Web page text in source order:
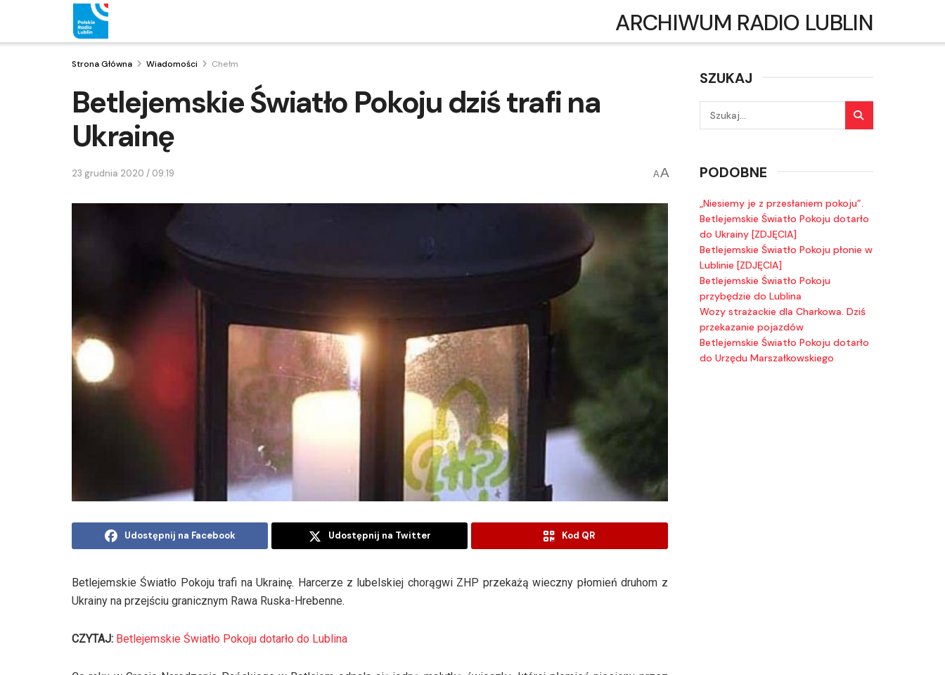
ARCHIWUM RADIO LUBLIN
Strona Główna Wiadomości Chełm
Betlejemskie Światło Pokoju dziś trafi na
Ukrainę
23 grudnia 2020 / 09:19 AA
Udostępnij na Facebook Udostępnij na Twitter Kod QR
Betlejemskie Światło Pokoju trafi na Ukrainę. Harcerze z lubelskiej chorągwi ZHP przekażą wieczny płomień druhom z
Ukrainy na przejściu granicznym Rawa Ruska-Hrebenne.
CZYTAJ: Betlejemskie Światło Pokoju dotarło do Lublina
SZUKAJ
PODOBNE
„Niesiemy je z przesłaniem pokoju”.
Betlejemskie Światło Pokoju dotarło
do Ukrainy [ZDJĘCIA]
Betlejemskie Światło Pokoju płonie w
Lublinie [ZDJĘCIA]
Betlejemskie Światło Pokoju
przybędzie do Lublina
Wozy strażackie dla Charkowa. Dziś
przekazanie pojazdów
Betlejemskie Światło Pokoju dotarło
do Urzędu Marszałkowskiego